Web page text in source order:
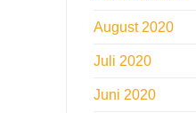
August 2020
Juli 2020
Juni 2020